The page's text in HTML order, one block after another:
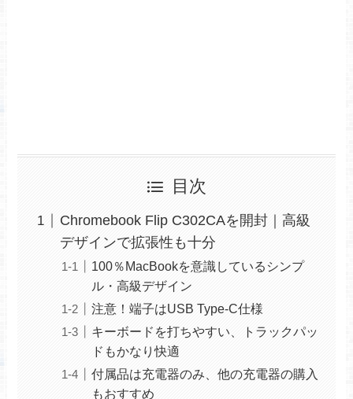
目次
Chromebook Flip C302CAを開封｜高級
デザインで拡張性も十分
100％MacBookを意識しているシンプ
ル・高級デザイン
注意！端子はUSB Type-C仕様
キーボードを打ちやすい、トラックパッ
ドもかなり快適
付属品は充電器のみ、他の充電器の購入
もおすすめ